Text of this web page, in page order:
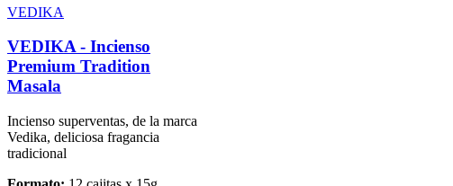
VEDIKA
VEDIKA - Incienso
Premium Tradition
Masala
Incienso superventas, de la marca
Vedika, deliciosa fragancia
tradicional